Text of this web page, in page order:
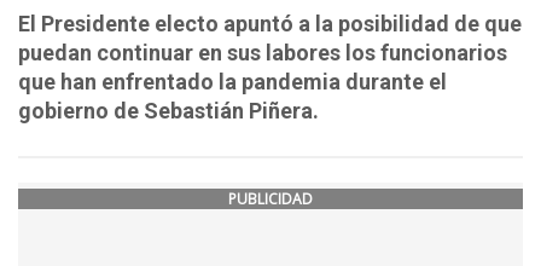
El Presidente electo apuntó a la posibilidad de que
puedan continuar en sus labores los funcionarios
que han enfrentado la pandemia durante el
gobierno de Sebastián Piñera.
PUBLICIDAD